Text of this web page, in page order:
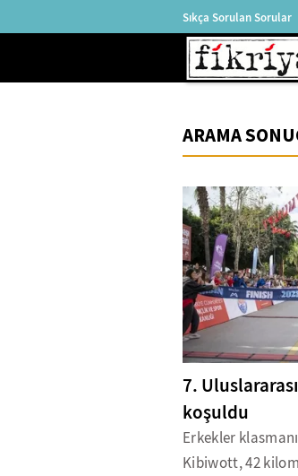
Sıkça Sorulan Sorular
ARAMA
7.
koşuldu
Erkekler
Kibiwott, 42